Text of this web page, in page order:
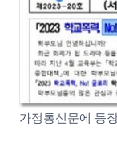
가정통신문에 등